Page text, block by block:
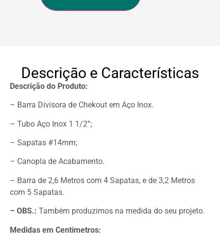
Descrição e Características
Descrição do Produto:
– Barra Divisora de Chekout em Aço Inox.
– Tubo Aço Inox 1 1/2”;
– Sapatas #14mm;
– Canopla de Acabamento.
– Barra de 2,6 Metros com 4 Sapatas, e de 3,2 Metros
com 5 Sapatas.
– OBS.: Também produzimos na medida do seu projeto.
Medidas em Centímetros: